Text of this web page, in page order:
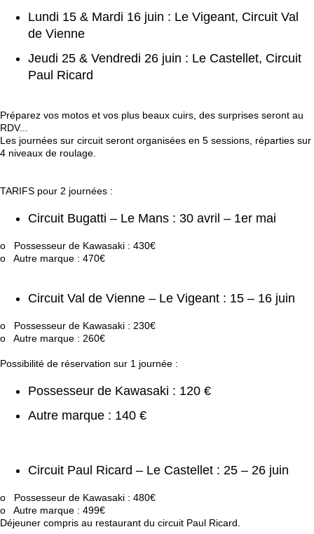
Lundi 15 & Mardi 16 juin : Le Vigeant, Circuit Val
de Vienne
Jeudi 25 & Vendredi 26 juin : Le Castellet, Circuit
Paul Ricard
Préparez vos motos et vos plus beaux cuirs, des surprises seront au
RDV...
Les journées sur circuit seront organisées en 5 sessions, réparties sur
4 niveaux de roulage.
TARIFS pour 2 journées :
Circuit Bugatti – Le Mans : 30 avril – 1er mai
o Possesseur de Kawasaki : 430€
o Autre marque : 470€
Circuit Val de Vienne – Le Vigeant : 15 – 16 juin
o Possesseur de Kawasaki : 230€
o Autre marque : 260€
Possibilité de réservation sur 1 journée :
Possesseur de Kawasaki : 120 €
Autre marque : 140 €
Circuit Paul Ricard – Le Castellet : 25 – 26 juin
o Possesseur de Kawasaki : 480€
o Autre marque : 499€
Déjeuner compris au restaurant du circuit Paul Ricard.